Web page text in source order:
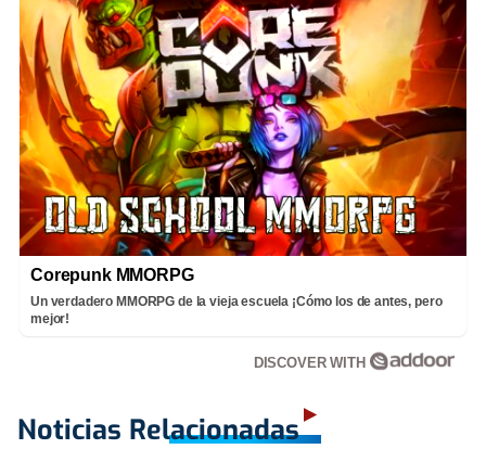
Corepunk MMORPG
Un verdadero MMORPG de la vieja escuela ¡Cómo los de antes, pero
mejor!
DISCOVER WITH
Noticias Relacionadas